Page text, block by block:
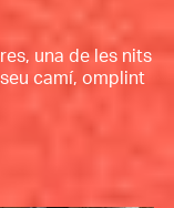
una de les nits
camí, omplint